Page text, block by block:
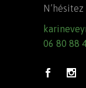
06 80 88